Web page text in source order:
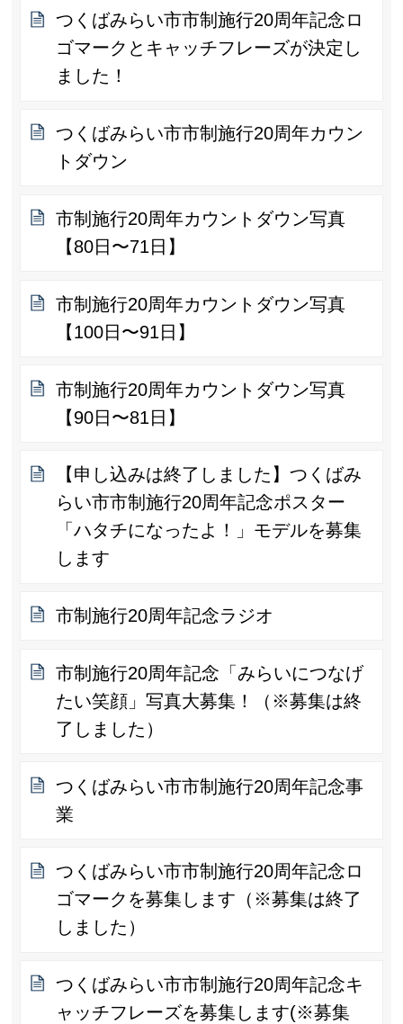
つくばみらい市市制施行20周年記念ロ
ゴマークとキャッチフレーズが決定し
ました！
つくばみらい市市制施行20周年カウン
トダウン
市制施行20周年カウントダウン写真
【80日〜71日】
市制施行20周年カウントダウン写真
【100日〜91日】
市制施行20周年カウントダウン写真
【90日〜81日】
【申し込みは終了しました】つくばみ
らい市市制施行20周年記念ポスター
「ハタチになったよ！」モデルを募集
します
市制施行20周年記念ラジオ
市制施行20周年記念「みらいにつなげ
たい笑顔」写真大募集！（※募集は終
了しました）
つくばみらい市市制施行20周年記念事
業
つくばみらい市市制施行20周年記念ロ
ゴマークを募集します（※募集は終了
しました）
つくばみらい市市制施行20周年記念キ
ャッチフレーズを募集します(※募集